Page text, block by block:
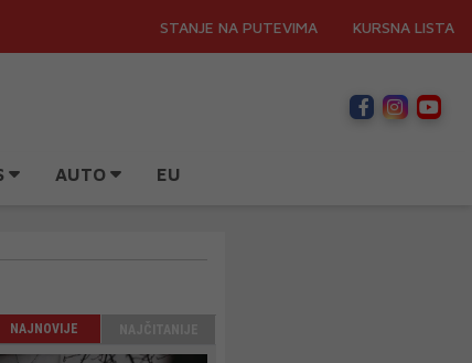
STANJE NA PUTEVIMA KURSNA LISTA
AUTO EU
NAJNOVIJE